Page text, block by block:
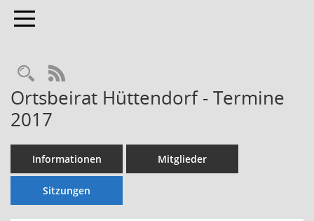
Toggle navigation
Rechercheauswahl
RSS-Feed
Ortsbeirat Hüttendorf - Termine
2017
Informationen Mitglieder
Sitzungen